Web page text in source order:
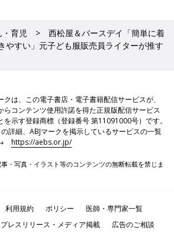
・育児
西松屋＆バースデイ「簡単に着
やすい」元子ども服販売員ライターが推す
クは、この電子書店・電子書籍配信サービスが、
らコンテンツ使用許諾を得た正規版配信サービス
を示す登録商標（登録番号 第11091000号）です。
の詳細、ABJマークを掲示しているサービスの一覧
→https://aebs.or.jp/
・写真・イラスト等のコンテンツの無断転載を禁じま
利用規約 ポリシー
医師・専門家一覧
レスリリース・メディア掲載
広告のご相談